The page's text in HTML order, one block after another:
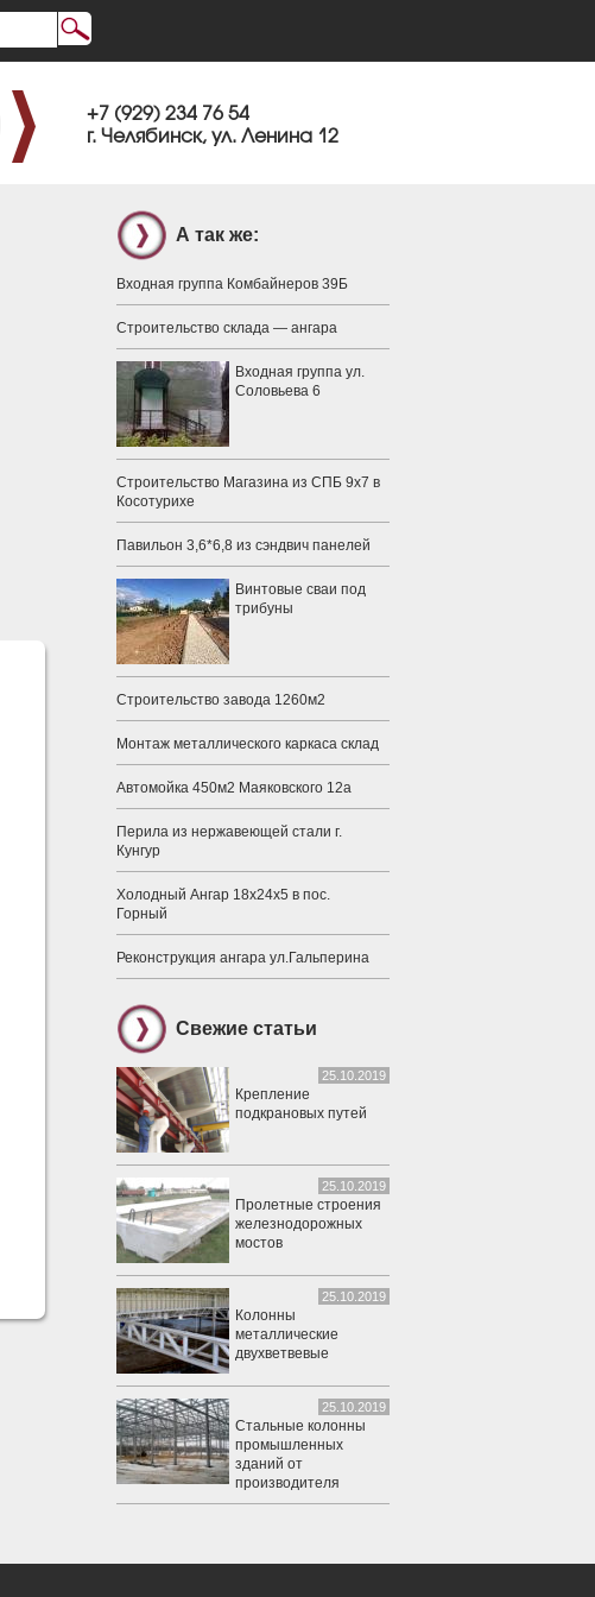
+7 (929) 234 76 54
г. Челябинск, ул. Ленина 12
А так же:
Входная группа Комбайнеров 39Б
Строительство склада — ангара
Входная группа ул.
Соловьева 6
Строительство Магазина из СПБ 9х7 в
Косотурихе
Павильон 3,6*6,8 из сэндвич панелей
Винтовые сваи под
трибуны
Строительство завода 1260м2
Монтаж металлического каркаса склад
Автомойка 450м2 Маяковского 12а
Перила из нержавеющей стали г.
Кунгур
Холодный Ангар 18х24х5 в пос.
Горный
Реконструкция ангара ул.Гальперина
Свежие статьи
25.10.2019
Крепление
подкрановых путей
25.10.2019
Пролетные строения
железнодорожных
мостов
25.10.2019
Колонны
металлические
двухветвевые
25.10.2019
Стальные колонны
промышленных
зданий от
производителя